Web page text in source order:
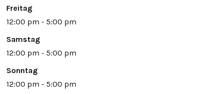
Freitag
12:00 pm - 5:00 pm
Samstag
12:00 pm - 5:00 pm
Sonntag
12:00 pm - 5:00 pm